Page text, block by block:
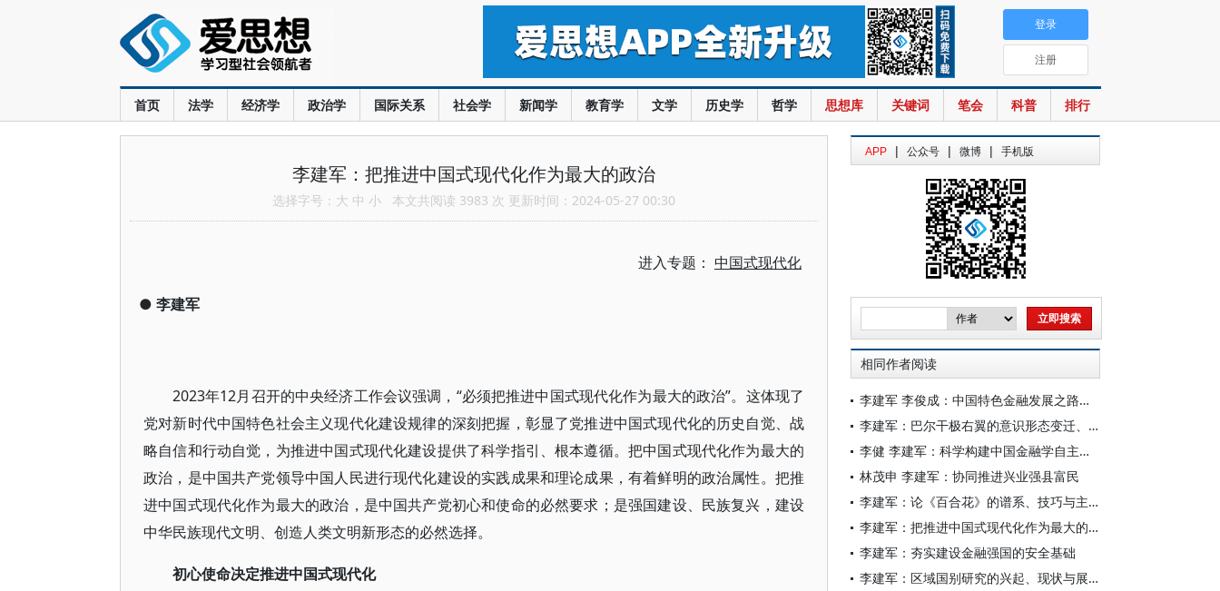
首页 法学 经济学 政治学 国际关系 社会学 新闻学 教育学 文学 历史学 哲学 思想库 关键词 笔会 科普 排行
登录
注册
李建军：把推进中国式现代化作为最大的政治
选择字号： 大 中 小 本文共阅读 3983 次 更新时间：2024-05-27 00:30
进入专题： 中国式现代化
● 李建军
2023年12月召开的中央经济工作会议强调，“必须把推进中国式现代化作为最大的政治”。这体现了
党对新时代中国特色社会主义现代化建设规律的深刻把握，彰显了党推进中国式现代化的历史自觉、战
略自信和行动自觉，为推进中国式现代化建设提供了科学指引、根本遵循。把中国式现代化作为最大的
政治，是中国共产党领导中国人民进行现代化建设的实践成果和理论成果，有着鲜明的政治属性。把推
进中国式现代化作为最大的政治，是中国共产党初心和使命的必然要求；是强国建设、民族复兴，建设
中华民族现代文明、创造人类文明新形态的必然选择。
初心使命决定推进中国式现代化
APP | 公众号 | 微博 | 手机版
相同作者阅读
李建军 李俊成：中国特色金融发展之路在比较中彰显优势
李建军：巴尔干极右翼的意识形态变迁、政治实践及区域影响
李健 李建军：科学构建中国金融学自主知识体系
林茂申 李建军：协同推进兴业强县富民
李建军：论《百合花》的谱系、技巧与主题——兼论《红楼梦》对茹志鹃写作的影响
李建军：把推进中国式现代化作为最大的政治
李建军：夯实建设金融强国的安全基础
李建军：区域国别研究的兴起、现状与展望